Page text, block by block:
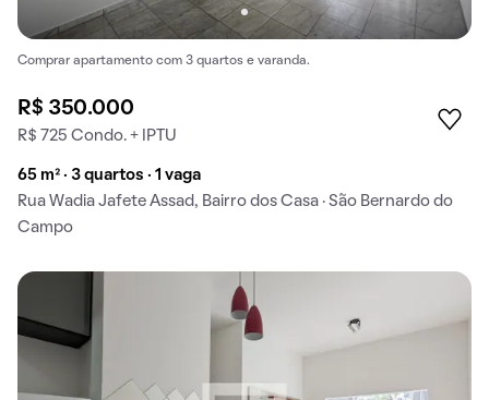
Comprar apartamento com 3 quartos e varanda.
R$ 350.000
R$ 725 Condo. + IPTU
65 m² · 3 quartos · 1 vaga
Rua Wadia Jafete Assad, Bairro dos Casa · São Bernardo do
Campo